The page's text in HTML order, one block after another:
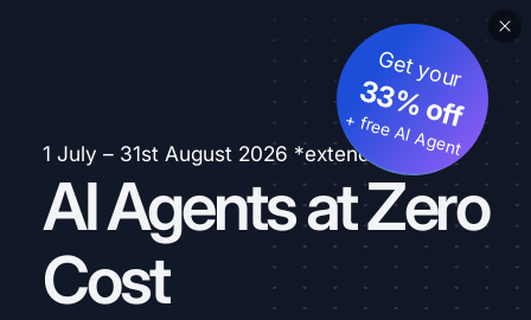
1 July – 31st August 2026 *extended
AI Agents at Zero
Cost
Get your
33% off
+ free AI Agent